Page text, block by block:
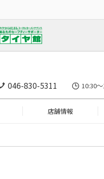
046-830-5311 10:30
店舗情報